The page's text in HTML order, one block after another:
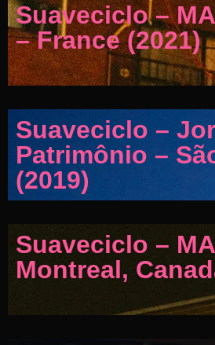
Suaveciclo –
– France (2021)
Suaveciclo –
Patrimônio –
(2019)
Suaveciclo –
Montreal,